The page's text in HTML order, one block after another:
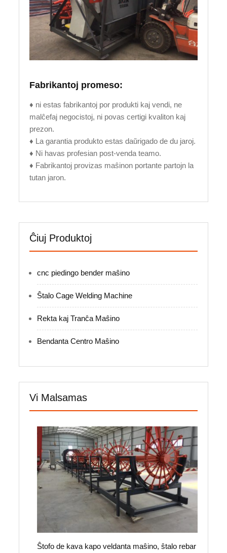
Fabrikantoj promeso:
♦ ni estas fabrikantoj por produkti kaj vendi, ne
malĉefaj negocistoj, ni povas certigi kvaliton kaj
prezon.
♦ La garantia produkto estas daŭrigado de du jaroj.
♦ Ni havas profesian post-venda teamo.
♦ Fabrikantoj provizas maŝinon portante partojn la
tutan jaron.
Ĉiuj Produktoj
cnc piedingo bender maŝino
Ŝtalo Cage Welding Machine
Rekta kaj Tranĉa Maŝino
Bendanta Centro Maŝino
Vi Malsamas
Ŝtofo de kava kapo veldanta maŝino, ŝtalo rebar